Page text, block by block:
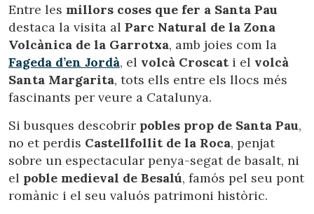
Entre les millors coses que fer a Santa Pau
destaca la visita al Parc Natural de la Zona
Volcànica de la Garrotxa, amb joies com la
Fageda d’en Jordà, el volcà Croscat i el volcà
Santa Margarita, tots ells entre els llocs més
fascinants per veure a Catalunya.
Si busques descobrir pobles prop de Santa Pau,
no et perdis Castellfollit de la Roca, penjat
sobre un espectacular penya-segat de basalt, ni
el poble medieval de Besalú, famós pel seu pont
romànic i el seu valuós patrimoni històric.